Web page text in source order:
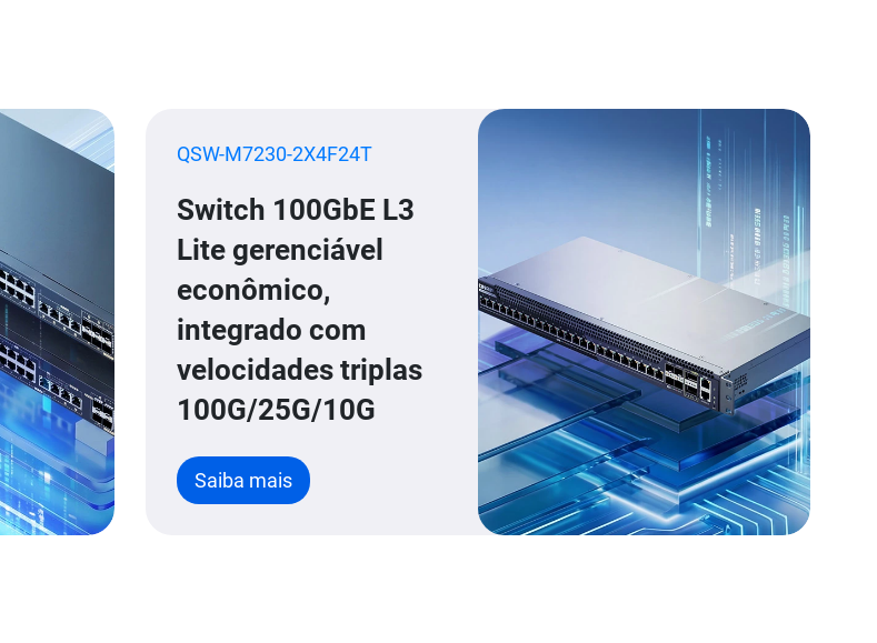
QSW-M7230-2X4F24T
Switch 100GbE L3
Lite gerenciável
econômico,
integrado com
velocidades triplas
100G/25G/10G
Saiba mais